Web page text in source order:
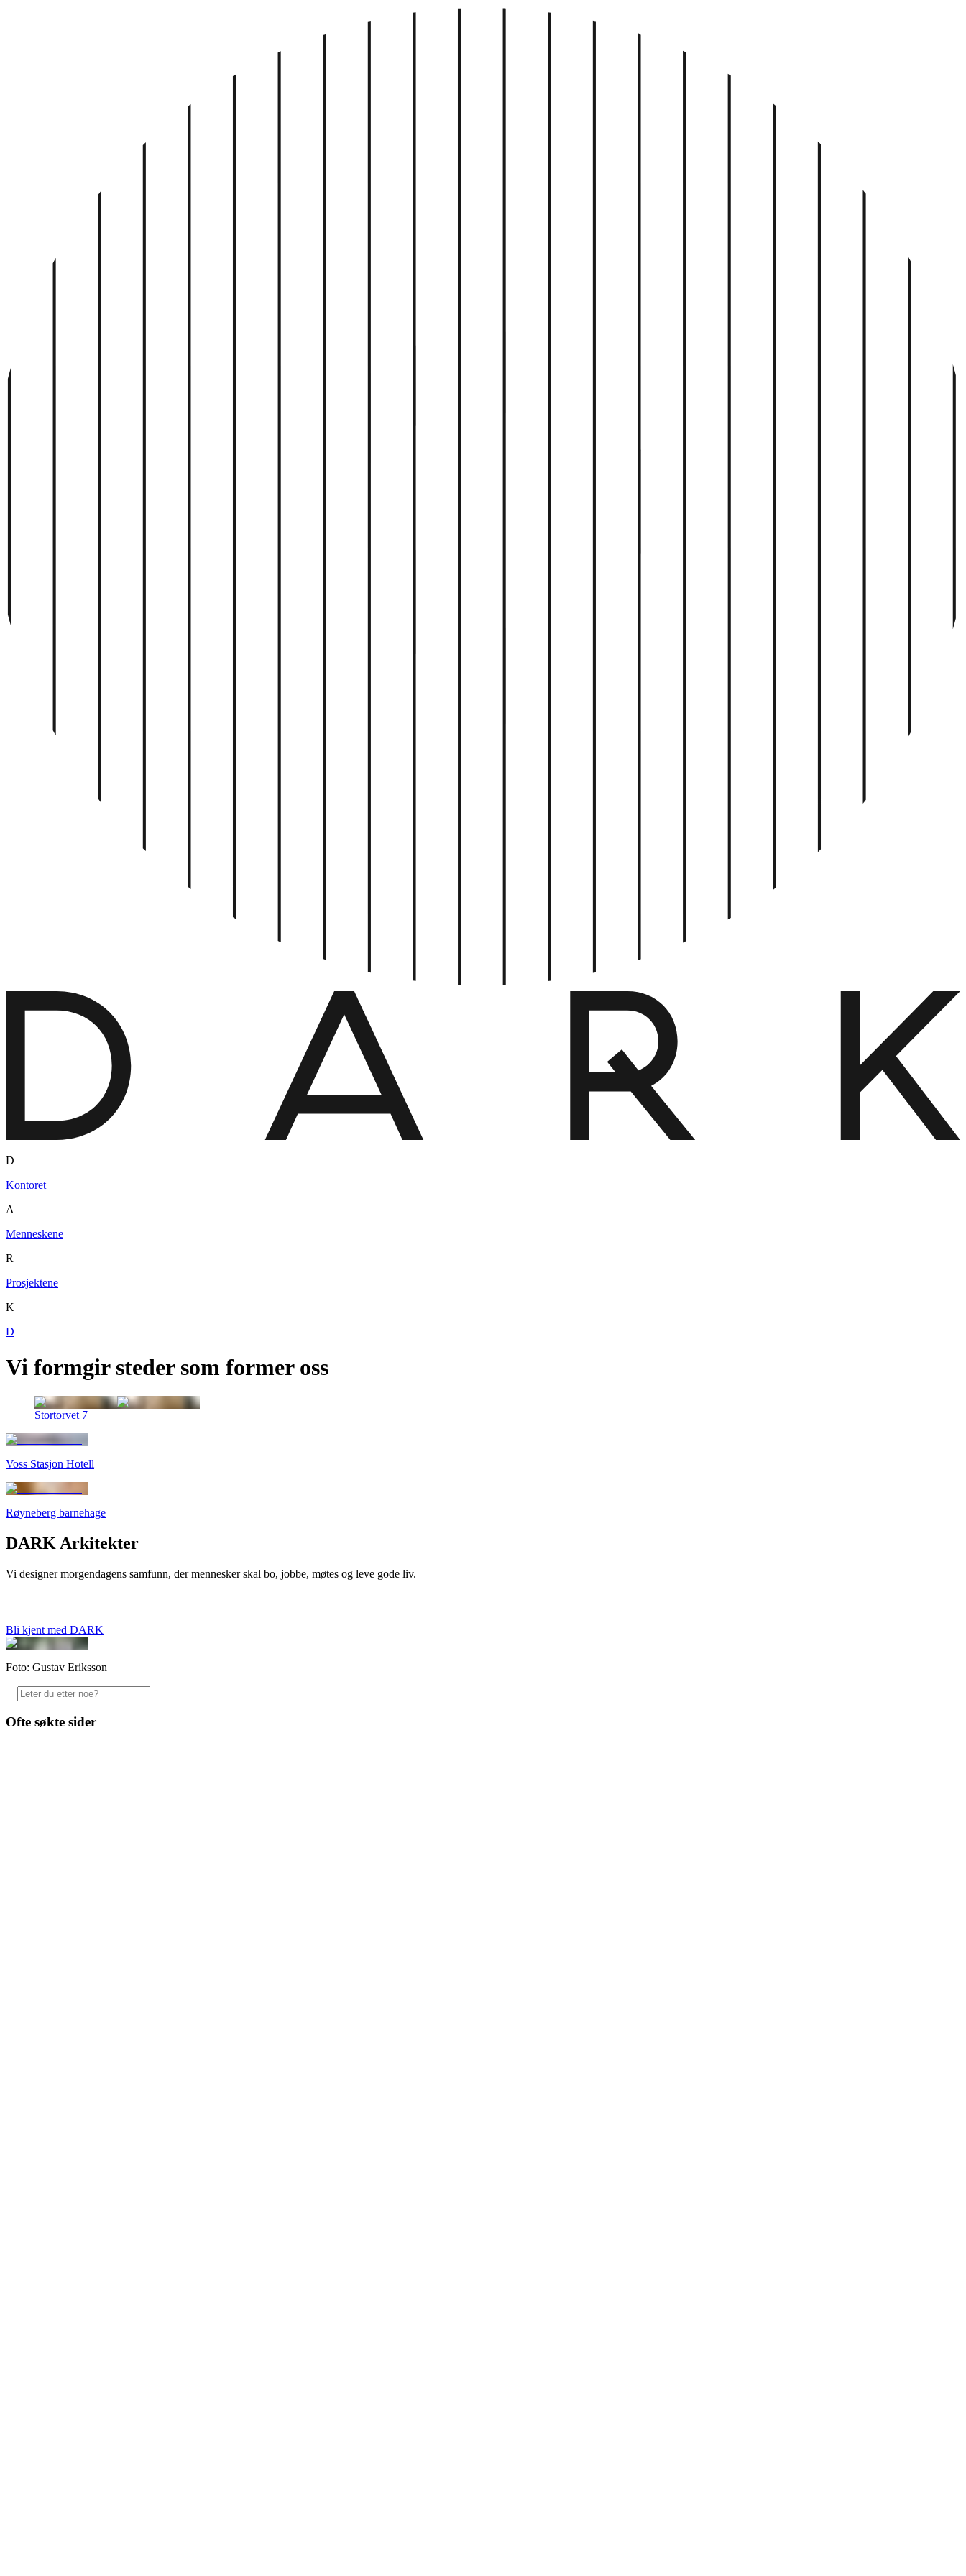
D
Kontoret
A
Menneskene
R
Prosjektene
K
D
Vi formgir steder som former oss
Stortorvet 7
Voss Stasjon Hotell
Røyneberg barnehage
DARK Arkitekter
Vi designer morgendagens samfunn, der mennesker skal bo, jobbe, møtes og leve gode liv.
Bli kjent med DARK
Foto: Gustav Eriksson
Ofte søkte sider